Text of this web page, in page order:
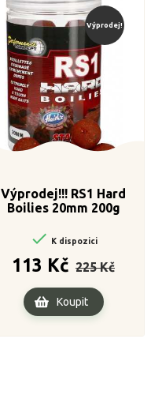
Výprodej!
Výprodej!!! RS1 Hard
Boilies 20mm 200g
 K dispozici
113 Kč
cena
225 Kč
Koupit